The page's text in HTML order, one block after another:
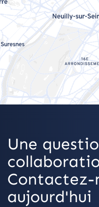
Une
Contactez-
aujourd'hui